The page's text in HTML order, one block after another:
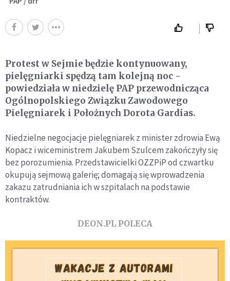
Protest w Sejmie będzie kontynuowany,
pielęgniarki spędzą tam kolejną noc -
powiedziała w niedzielę PAP przewodnicząca
Ogólnopolskiego Związku Zawodowego
Pielęgniarek i Położnych Dorota Gardias.
Niedzielne negocjacje pielęgniarek z minister zdrowia Ewą
Kopacz i wiceministrem Jakubem Szulcem zakończyły się
bez porozumienia. Przedstawicielki OZZPiP od czwartku
okupują sejmową galerię; domagają się wprowadzenia
zakazu zatrudniania ich w szpitalach na podstawie
kontraktów.
DEON.PL POLECA